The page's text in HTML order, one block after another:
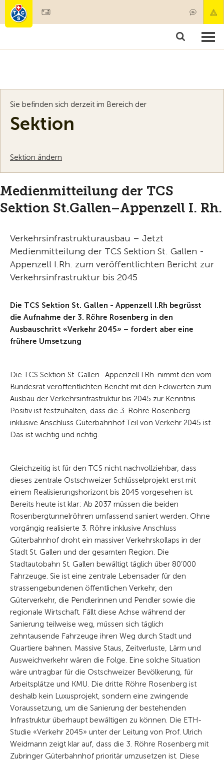
Mitgliedschaft & Leistungen
Sie befinden sich derzeit im Bereich der
Sektion
Sektion ändern
Medienmitteilung der TCS
Sektion St.Gallen–Appenzell I. Rh.
Verkehrsinfrastrukturausbau – Jetzt
Medienmitteilung der TCS Sektion St. Gallen -
Appenzell I.Rh. zum veröffentlichten Bericht zur
Verkehrsinfrastruktur bis 2045
Die TCS Sektion St. Gallen - Appenzell I.Rh begrüsst
die Aufnahme der 3. Röhre Rosenberg in den
Ausbauschritt «Verkehr 2045» – fordert aber eine
frühere Umsetzung
Die TCS Sektion St. Gallen–Appenzell I.Rh. nimmt den vom
Bundesrat veröffentlichten Bericht mit den Eckwerten zum
Ausbau der Verkehrsinfrastruktur bis 2045 zur Kenntnis.
Positiv ist festzuhalten, dass die 3. Röhre Rosenberg
inklusive Anschluss Güterbahnhof Teil von Verkehr 2045 ist.
Das ist wichtig und richtig.
Gleichzeitig ist für den TCS nicht nachvollziehbar, dass
dieses zentrale Ostschweizer Schlüsselprojekt erst mit
einem Realisierungshorizont bis 2045 vorgesehen ist.
Bereits heute ist klar: Ab 2037 müssen die beiden
Rosenbergtunnelröhren umfassend saniert werden. Ohne
vorgängig realisierte 3. Röhre inklusive Anschluss
Güterbahnhof droht ein massiver Verkehrskollaps in der
Stadt St. Gallen und der gesamten Region. Die
Stadtautobahn St. Gallen bewältigt täglich über 80’000
Fahrzeuge. Sie ist eine zentrale Lebensader für den
strassengebundenen öffentlichen Verkehr, den
Güterverkehr, die Pendlerinnen und Pendler sowie die
regionale Wirtschaft. Fällt diese Achse während der
Sanierung teilweise weg, müssen sich täglich
zehntausende Fahrzeuge ihren Weg durch Stadt und
Quartiere bahnen. Massive Staus, Zeitverluste, Lärm und
Ausweichverkehr wären die Folge. Eine solche Situation
wäre untragbar für die Ostschweizer Bevölkerung, für
Arbeitsplätze und KMU. Die dritte Röhre Rosenberg ist
deshalb kein Luxusprojekt, sondern eine zwingende
Voraussetzung, um die Sanierung der bestehenden
Infrastruktur überhaupt bewältigen zu können. Die ETH-
Studie «Verkehr 2045» unter der Leitung von Prof. Ulrich
Weidmann zeigt klar auf, dass die 3. Röhre Rosenberg mit
Zubringer Güterbahnhof prioritär umzusetzen ist. Diese